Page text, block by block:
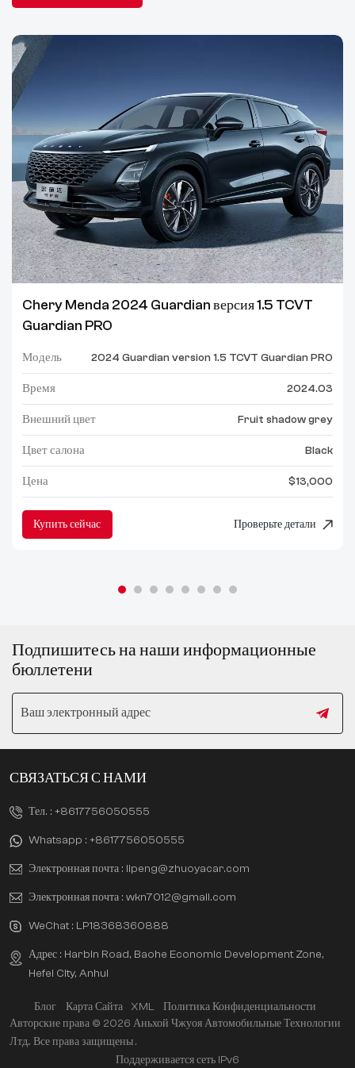
Chery Menda 2024 Guardian версия 1.5 TCVT
Guardian PRO
Модель 2024 Guardian version 1.5 TCVT Guardian PRO
Время 2024.03
Внешний цвет Fruit shadow grey
Цвет салона Black
Цена $13,000
Купить сейчас Проверьте детали
Подпишитесь на наши информационные
бюллетени
СВЯЗАТЬСЯ С НАМИ
Тел. : +8617756050555
Whatsapp : +8617756050555
Электронная почта : lipeng@zhuoyacar.com
Электронная почта : wkn7012@gmail.com
WeChat : LP18368360888
Адрес : Harbin Road, Baohe Economic Development Zone,
Hefei City, Anhui
Блог Карта Сайта XML
Политика Конфиденциальности
Авторские права © 2026 Аньхой Чжуоя Автомобильные Технологии
Лтд.. Все права защищены .
Поддерживается сеть IPv6